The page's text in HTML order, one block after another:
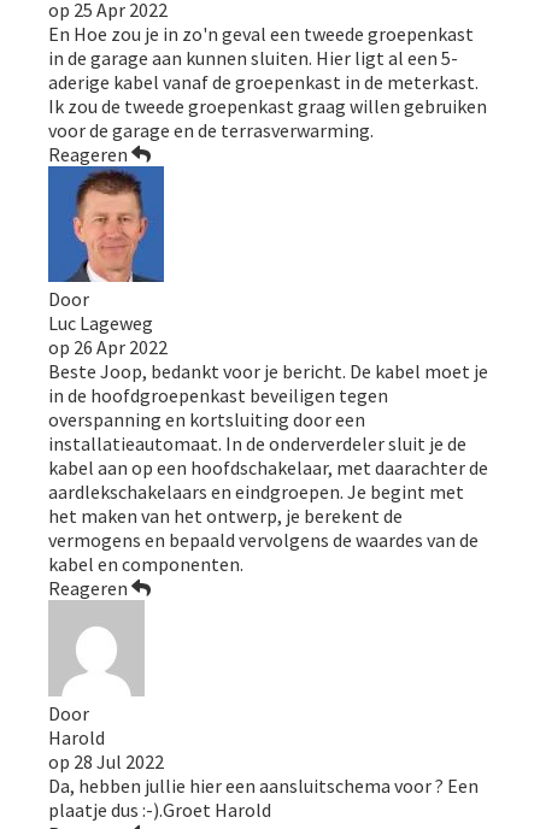
op 25 Apr 2022
En Hoe zou je in zo'n geval een tweede groepenkast
in de garage aan kunnen sluiten. Hier ligt al een 5-
aderige kabel vanaf de groepenkast in de meterkast.
Ik zou de tweede groepenkast graag willen gebruiken
voor de garage en de terrasverwarming.
Reageren
Door
Luc Lageweg
op 26 Apr 2022
Beste Joop, bedankt voor je bericht. De kabel moet je
in de hoofdgroepenkast beveiligen tegen
overspanning en kortsluiting door een
installatieautomaat. In de onderverdeler sluit je de
kabel aan op een hoofdschakelaar, met daarachter de
aardlekschakelaars en eindgroepen. Je begint met
het maken van het ontwerp, je berekent de
vermogens en bepaald vervolgens de waardes van de
kabel en componenten.
Reageren
Door
Harold
op 28 Jul 2022
Da, hebben jullie hier een aansluitschema voor ? Een
plaatje dus :-).Groet Harold